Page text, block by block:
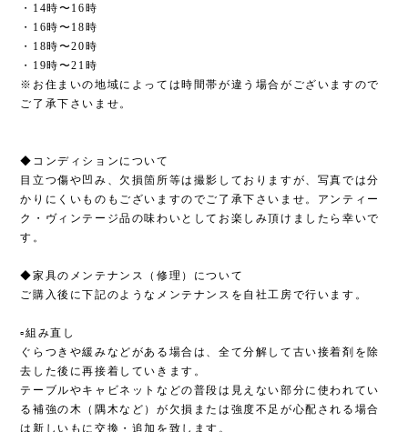
・14時〜16時
・16時〜18時
・18時〜20時
・19時〜21時
※お住まいの地域によっては時間帯が違う場合がございますので
ご了承下さいませ。
◆コンディションについて
目立つ傷や凹み、欠損箇所等は撮影しておりますが、写真では分
かりにくいものもございますのでご了承下さいませ。アンティー
ク・ヴィンテージ品の味わいとしてお楽しみ頂けましたら幸いで
す。
◆家具のメンテナンス（修理）について
ご購入後に下記のようなメンテナンスを自社工房で行います。
▫︎組み直し
ぐらつきや緩みなどがある場合は、全て分解して古い接着剤を除
去した後に再接着していきます。
テーブルやキャビネットなどの普段は見えない部分に使われてい
る補強の木（隅木など）が欠損または強度不足が心配される場合
は新しいもに交換・追加を致します。